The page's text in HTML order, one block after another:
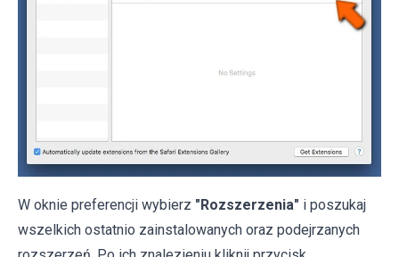
W oknie preferencji wybierz "Rozszerzenia" i poszukaj
wszelkich ostatnio zainstalowanych oraz podejrzanych